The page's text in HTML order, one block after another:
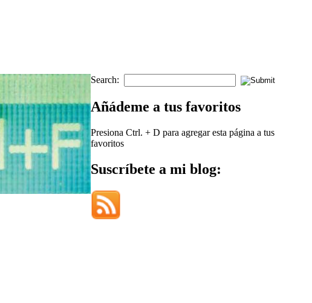
Search:
Añádeme a tus favoritos
Presiona Ctrl. + D para agregar esta página a tus
favoritos
Suscríbete a mi blog: